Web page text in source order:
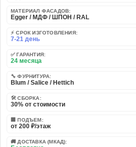
МАТЕРИАЛ ФАСАДОВ:
Egger / МДФ / ШПОН / RAL
⚡ СРОК ИЗГОТОВЛЕНИЯ:
7-21 день
✅ ГАРАНТИЯ:
24 месяца
🔧 ФУРНИТУРА:
Blum / Salice / Hettich
🛠️ СБОРКА:
30% от стоимости
🏢 ПОДЪЕМ:
от 200 ₽/этаж
🚚 ДОСТАВКА (МКАД):